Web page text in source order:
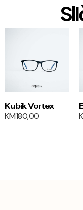
1+1
Kubik Vortex
KM180,00